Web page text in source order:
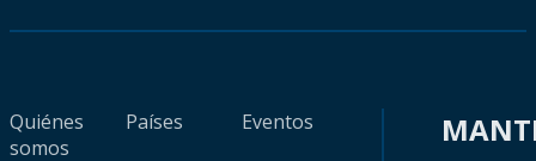
Quiénes
somos
Países
Eventos